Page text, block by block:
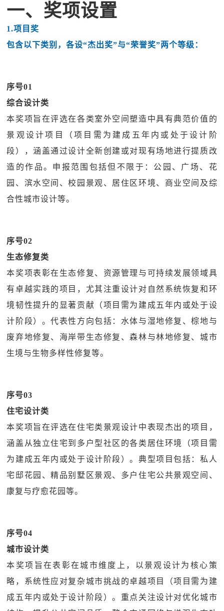
一、奖项设置
1.项目奖
包含以下类别，各设“杰出奖”与“荣誉奖”两个等级：
序号01
综合设计类
本奖项旨在评选在各类室外空间塑造中具有典范价值的
景观设计项目（项目需为建成五年内或处于设计阶
段），涵盖通过设计全新创建或对现有场地进行提质改
造的作品。申报范围包括但不限于：公园、广场、花
园、滨水空间、校园景观、居住区环境、商业空间及综
合性城市设计等。
序号02
生态修复类
本奖项表彰在生态修复、资源管理与可持续发展领域具
有卓越实践的项目，尤其注重设计对自然系统恢复和环
境韧性提升的显著贡献（项目需为建成五年内或处于设
计阶段）。代表性方向包括：水体与湿地修复、棕地与
废弃地修复、海岸带生态修复、森林与林地修复、城市
生境与生物多样性修复等。
序号03
住宅设计类
本奖项旨在评选在住宅类景观设计中表现杰出的项目，
涵盖从独立住宅到多户型社区的各类居住环境（项目需
为建成五年内或处于设计阶段）。典型项目包括：私人
宅邸花园、精品别墅区景观、多户住宅公共景观空间、
康复与疗愈花园等。
序号04
城市设计类
本奖项旨在表彰在城市维度上，以景观设计为核心策
略，系统性应对复杂城市挑战的卓越项目（项目需为建
成五年内或处于设计阶段）。重点关注设计对优化城市